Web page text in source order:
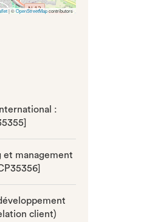
|©OpenStreetMapcontributors
:
et management
client)